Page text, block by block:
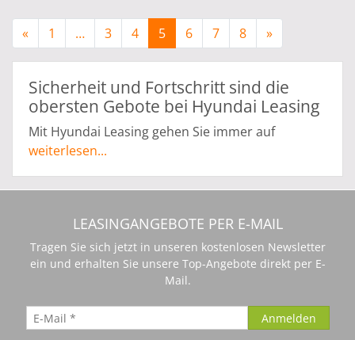
« 1 … 3 4 5 6 7 8 »
Sicherheit und Fortschritt sind die
obersten Gebote bei Hyundai Leasing
Mit Hyundai Leasing gehen Sie immer auf
Nummer Sicher. Denn die einzelnen Modelle von
Sicherheits- und Assistenzsystemen ausgestattet.
kommen Sie bequem und ohne Schrammen in
jede Parklücke und ersparen sich das
Herzklopfen und die Sorge, jetzt nicht doch gleich
an das nächste parkende Auto anzufahren. Die
automatische Lenkeinparkhilfe geht noch einen
Schritt weiter: sie lenkt beim Einparken das
weiterlesen...
LEASINGANGEBOTE PER E-MAIL
Tragen Sie sich jetzt in unseren kostenlosen Newsletter
ein und erhalten Sie unsere Top-Angebote direkt per E-
Mail.